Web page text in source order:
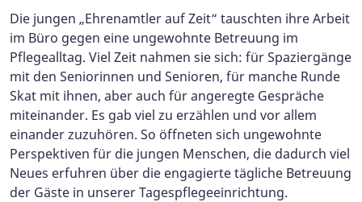
Die jungen „Ehrenamtler auf Zeit“ tauschten ihre Arbeit
im Büro gegen eine ungewohnte Betreuung im
Pflegealltag. Viel Zeit nahmen sie sich: für Spaziergänge
mit den Seniorinnen und Senioren, für manche Runde
Skat mit ihnen, aber auch für angeregte Gespräche
miteinander. Es gab viel zu erzählen und vor allem
einander zuzuhören. So öffneten sich ungewohnte
Perspektiven für die jungen Menschen, die dadurch viel
Neues erfuhren über die engagierte tägliche Betreuung
der Gäste in unserer Tagespflegeeinrichtung.